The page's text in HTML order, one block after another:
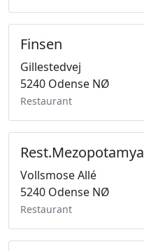
Finsen
Gillestedvej
5240 Odense NØ
Restaurant
Rest.Mezopotamya
Vollsmose Allé
5240 Odense NØ
Restaurant